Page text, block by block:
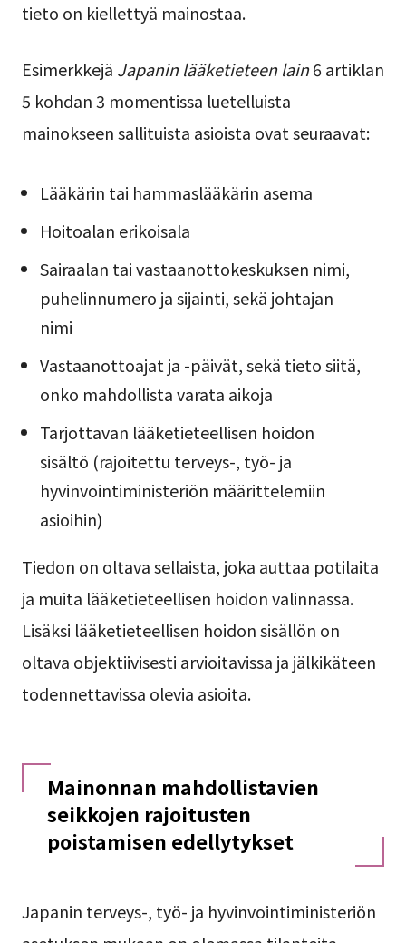
tieto on kiellettyä mainostaa.
Esimerkkejä Japanin lääketieteen lain6 artiklan
5 kohdan 3 momentissa luetelluista
mainokseen sallituista asioista ovat seuraavat:
Lääkärin tai hammaslääkärin asema
Hoitoalan erikoisala
Sairaalan tai vastaanottokeskuksen nimi,
puhelinnumero ja sijainti, sekä johtajan
nimi
Vastaanottoajat ja -päivät, sekä tieto siitä,
onko mahdollista varata aikoja
Tarjottavan lääketieteellisen hoidon
sisältö (rajoitettu terveys-, työ- ja
hyvinvointiministeriön määrittelemiin
asioihin)
Tiedon on oltava sellaista, joka auttaa potilaita
ja muita lääketieteellisen hoidon valinnassa.
Lisäksi lääketieteellisen hoidon sisällön on
oltava objektiivisesti arvioitavissa ja jälkikäteen
todennettavissa olevia asioita.
Mainonnan mahdollistavien
seikkojen rajoitusten
poistamisen edellytykset
Japanin terveys-, työ- ja hyvinvointiministeriön